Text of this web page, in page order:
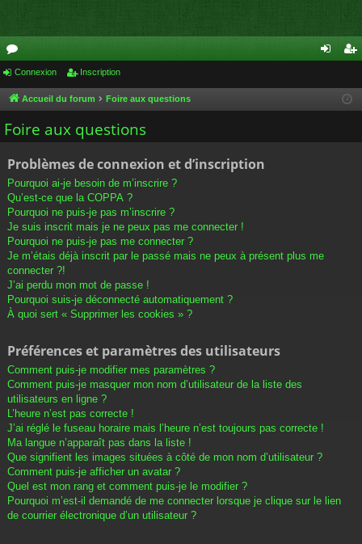
or
u
m
cri
Connexion Inscription
Accueil du forum Foire aux questions
Foire aux questions
Problèmes de connexion et d’inscription
Pourquoi ai-je besoin de m’inscrire ?
Qu’est-ce que la COPPA ?
Pourquoi ne puis-je pas m’inscrire ?
Je suis inscrit mais je ne peux pas me connecter !
Pourquoi ne puis-je pas me connecter ?
Je m’étais déjà inscrit par le passé mais ne peux à présent plus me
connecter ?!
J’ai perdu mon mot de passe !
Pourquoi suis-je déconnecté automatiquement ?
À quoi sert « Supprimer les cookies » ?
Préférences et paramètres des utilisateurs
Comment puis-je modifier mes paramètres ?
Comment puis-je masquer mon nom d’utilisateur de la liste des
utilisateurs en ligne ?
L’heure n’est pas correcte !
J’ai réglé le fuseau horaire mais l’heure n’est toujours pas correcte !
Ma langue n’apparaît pas dans la liste !
Que signifient les images situées à côté de mon nom d’utilisateur ?
Comment puis-je afficher un avatar ?
Quel est mon rang et comment puis-je le modifier ?
Pourquoi m’est-il demandé de me connecter lorsque je clique sur le lien
de courrier électronique d’un utilisateur ?